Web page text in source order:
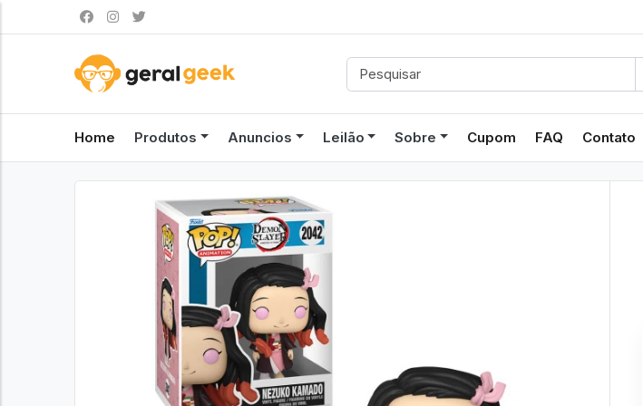
Home Produtos Anuncios Leilão Sobre Cupom FAQ Contato